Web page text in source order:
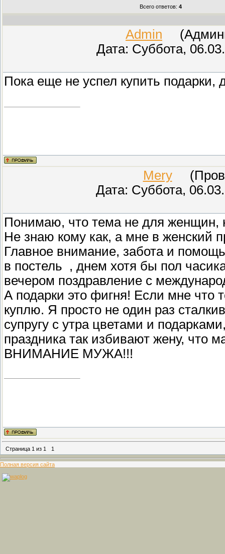
Всего ответов: 4
Admin
Дата: Суббота,
Пока еще не успел купить
Mery
Дата: Суббота,
Понимаю, что тема не для женщин,
Не знаю кому как, а мне в женский
Главное внимание, забота и
в постель
, днем хотя бы пол
вечером поздравление с
А подарки это фигня! Если мне что
куплю. Я просто не один раз
супругу с утра цветами и
праздника так избивают жену,
ВНИМАНИЕ МУЖА!!!
Страница 1 из 1 1
Полная версия сайта